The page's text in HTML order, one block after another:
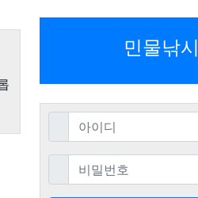
민물낚시
아이디필수
비밀번호필수